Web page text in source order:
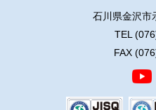
石川県金沢市
TEL
FAX